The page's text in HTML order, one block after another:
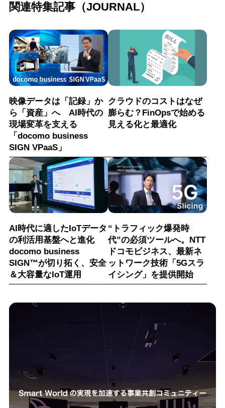
関連特集記事（JOURNAL）
映像データは「記録」か
ら「資産」へ AI時代の
現場変革を支える
「docomo business
SIGN VPaaS」
クラウドのコストはなぜ
膨らむ？FinOpsで始める
見える化と最適化
AI時代に適したIoTデータ
の利活用基盤へと進化
docomo business
SIGN™が切り拓く、安全
＆大容量なIoT運用
“トラフィック爆発時
代”の必須ツールへ。NTT
ドコモビジネス、最新ネ
ットワーク技術「5Gスラ
イシング」を提供開始